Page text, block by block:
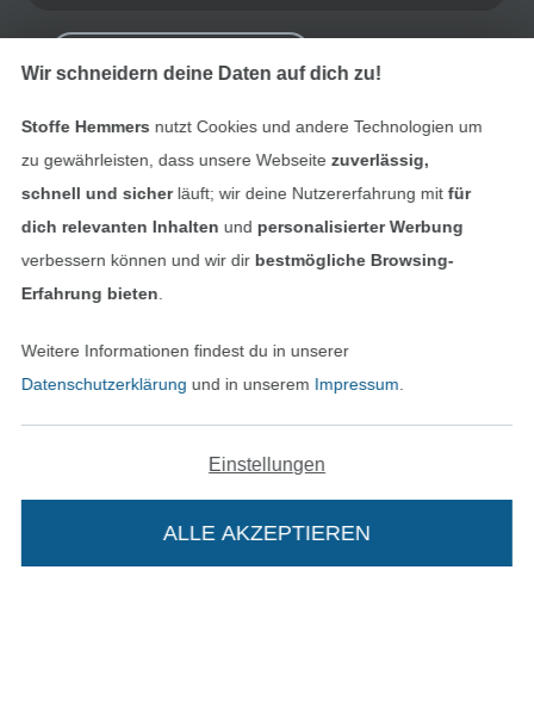
Alle Preise inkl. der gesetzl. MwSt.
Finde mehr Inspiration
Deutsch
Nederlands
In den niederländischen
(France)
In den
Wir schneidern deine Daten auf dich zu!
Stoffe Hemmers nutzt Cookies und andere Technologien um
zu gewährleisten, dass unsere Webseite zuverlässig,
schnell und sicherläuft; wir deine Nutzererfahrung mitfür
dich relevanten Inhalten und personalisierter Werbung
verbessern können und wir dir bestmögliche Browsing-
Erfahrung bieten
Weitere Informationen findest du in unserer
Datenschutzerklärung und in unserem Impressum
Einstellungen
ALLE AKZEPTIEREN